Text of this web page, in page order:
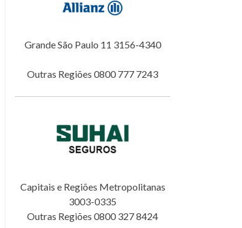
Grande São Paulo 11 3156-4340
Outras Regiões 0800 777 7243
Capitais e Regiões Metropolitanas
3003-0335
Outras Regiões 0800 327 8424